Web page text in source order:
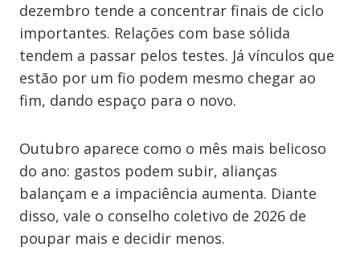
dezembro tende a concentrar finais de ciclo
importantes. Relações com base sólida
tendem a passar pelos testes. Já vínculos que
estão por um fio podem mesmo chegar ao
fim, dando espaço para o novo.
Outubro aparece como o mês mais belicoso
do ano: gastos podem subir, alianças
balançam e a impaciência aumenta. Diante
disso, vale o conselho coletivo de 2026 de
poupar mais e decidir menos.